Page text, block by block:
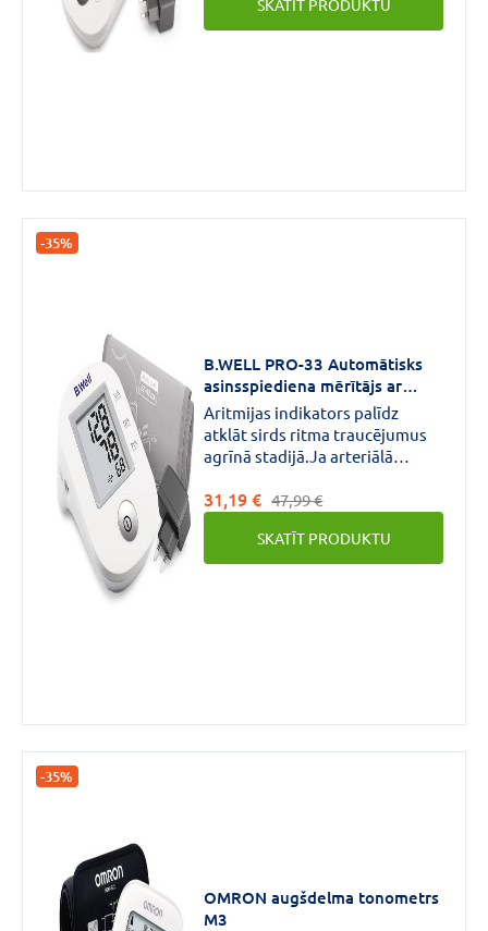
SKATĪT PRODUKTU
-35%
B.WELL PRO-33 Automātisks
asinsspiediena mērītājs ar
adapteri N1
Aritmijas indikators palīdz
atklāt sirds ritma traucējumus
agrīnā stadijā.Ja arteriālā
tonometrs atklāj nestabilu
pulsu un atpazīst aritmiju, tas
to attēlo uz displeja ar speciālu
simbolu.
31,19 € 47,99 €
SKATĪT PRODUKTU
-35%
OMRON augšdelma tonometrs
M3